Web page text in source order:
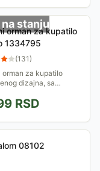
na stanju
orman za kupatilo
1334795
(131)
orman za kupatilo
dizajna, sa
nalazi fioka. Postoji
kačenja ormana
RSD
08102